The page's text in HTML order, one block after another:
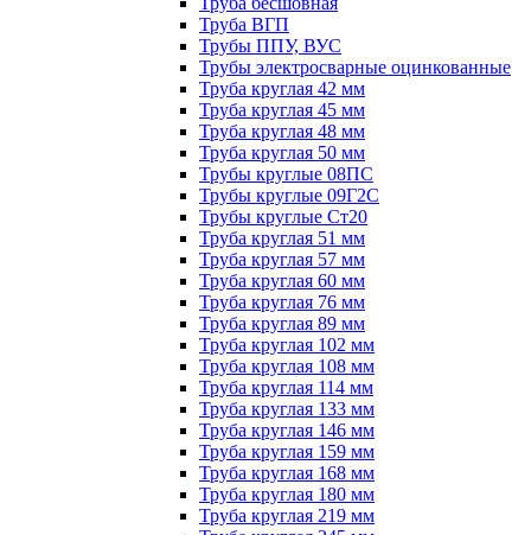
Труба ВГП
Трубы ППУ, ВУС
Трубы электросварные оцинкованные
Труба круглая 42 мм
Труба круглая 45 мм
Труба круглая 48 мм
Труба круглая 50 мм
Трубы круглые 08ПС
Трубы круглые 09Г2С
Трубы круглые Ст20
Труба круглая 51 мм
Труба круглая 57 мм
Труба круглая 60 мм
Труба круглая 76 мм
Труба круглая 89 мм
Труба круглая 102 мм
Труба круглая 108 мм
Труба круглая 114 мм
Труба круглая 133 мм
Труба круглая 146 мм
Труба круглая 159 мм
Труба круглая 168 мм
Труба круглая 180 мм
Труба круглая 219 мм